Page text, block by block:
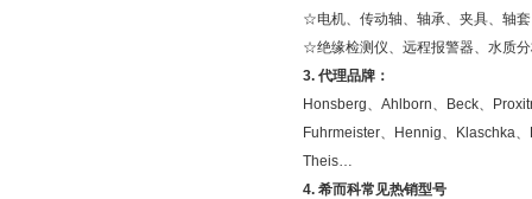
☆电机、传动轴、轴承、夹具、轴
☆绝缘检测仪、远程报警器、水质
3. 代理品牌：
Honsberg、 Ahlborn、 Beck、
Fuhrmeister、 Hennig、 Klaschka、
Theis…
4. 希而科常见热销型号